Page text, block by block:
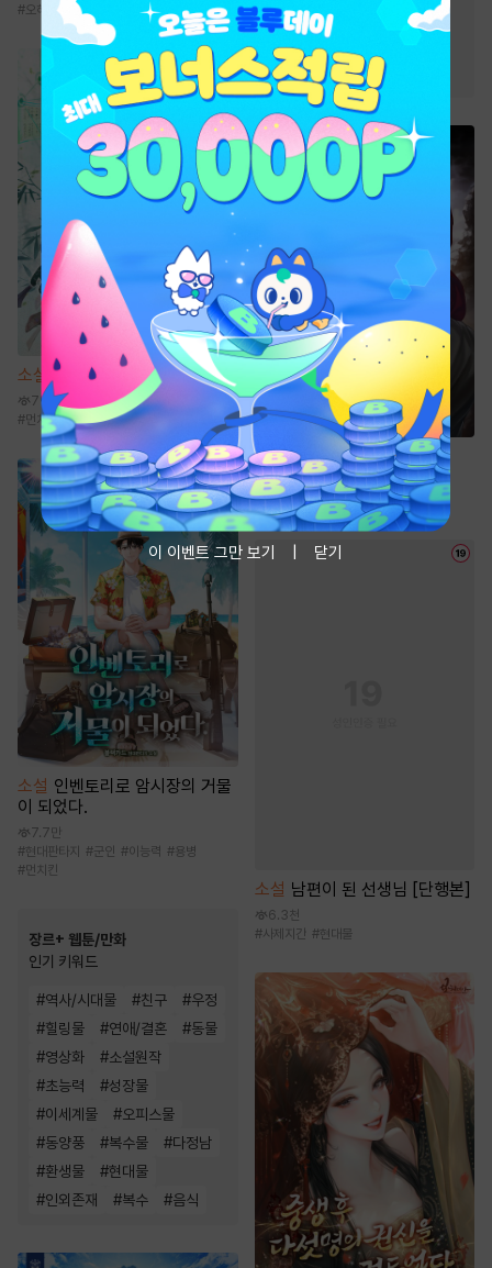
#오해/착각
소설 선협에서 상태창 개발하기
7만
#먼치킨 #신무협 #성장물
소설 인벤토리로 암시장의 거물
이 되었다.
7.7만
#현대판타지 #군인 #이능력 #용병
#먼치킨
장르+ 웹툰/만화
인기 키워드
#역사/시대물 #친구 #우정
#힐링물 #연애/결혼 #동물
#영상화 #소설원작
#초능력 #성장물
#이세계물 #오피스물
#동양풍 #복수물 #다정남
#환생물 #현대물
#인외존재 #복수 #음식
#삼각관계
여성인기
#짝사랑
# 계약관계 #능욕
소설 선자
7.1만
#마교 #성장물 #신무협 #선협물
소설 남편이 된 선생님 [단행본]
6.3천
#사제지간 #현대물
이 이벤트 그만 보기 닫기